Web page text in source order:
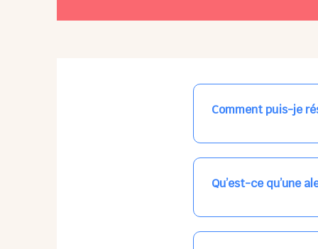
Comment puis-je
Nos places libres au
qui vous intéresse,
Qu’est-ce qu’une
Vous avez besoin
les places disponibles